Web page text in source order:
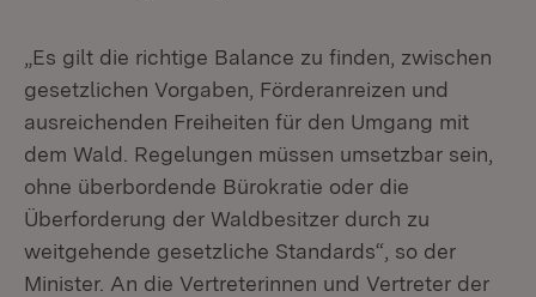
„Es gilt die richtige Balance zu finden, zwischen
gesetzlichen Vorgaben, Förderanreizen und
ausreichenden Freiheiten für den Umgang mit
dem Wald. Regelungen müssen umsetzbar sein,
ohne überbordende Bürokratie oder die
Überforderung der Waldbesitzer durch zu
weitgehende gesetzliche Standards“, so der
Minister. An die Vertreterinnen und Vertreter der